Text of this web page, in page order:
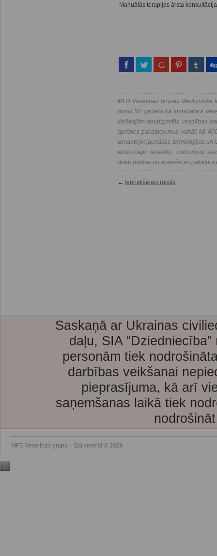
Manuālās terapijas ārsta konsultācija
MFD Veselības grupas Medicīniskā
pirms 50 gadiem kā ambulatora
lielākajām daudzprofila veselības
aprūpes pakalpojumus vairāk kā
Izmantojot jaunākās tehnoloģijas un
iedzīvotāju veselību, nodrošinot
diagnostikas un ārstēšanas
← Iepriekšējais raksts
Saskaņā ar Ukrainas
daļu, SIA
personām tiek
darbības veikšanai
pieprasījuma, kā arī
saņemšanas laikā tiek
MFD Veselības grupa – Esi vesels! © 2026